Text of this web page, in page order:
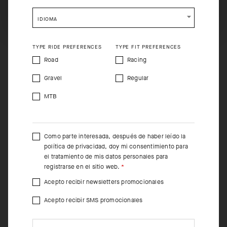
ligeramente cepillado que añade aislamiento y suavidad.
SHIP TO ANOTHER COUNTRY.
IDIOMA
TYPE RIDE PREFERENCES
Road
Gravel
MTB
TYPE FIT PREFERENCES
Racing
Regular
Como parte interesada, después de haber leído la
política de privacidad, doy mi consentimiento para
el tratamiento de mis datos personales para
registrarse en el sitio web.
Acepto recibir newsletters promocionales
Acepto recibir SMS promocionales